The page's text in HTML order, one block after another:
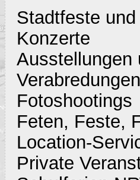
Stadtfeste
Konzerte
Ausstellungen
Verabredungen
Fotoshootings
Feten, Feste,
Location-
Private